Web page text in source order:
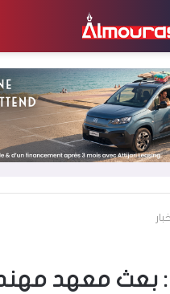
: بعث معهد